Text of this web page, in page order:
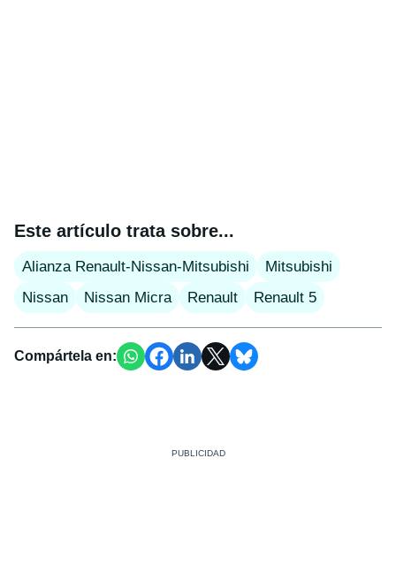
Este artículo trata sobre...
Alianza Renault-Nissan-Mitsubishi
Mitsubishi
Nissan
Nissan Micra Renault Renault 5
Compártela en: